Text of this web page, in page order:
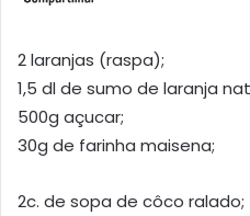
2 laranjas (raspa);
1,5 dl de sumo de laranja
500g açucar;
30g de farinha maisena;
2c. de sopa de côco ralado;